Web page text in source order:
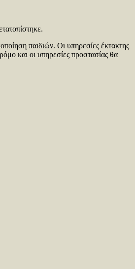
παιδιών. Οι υπηρεσίες έκτακτης
και οι υπηρεσίες προστασίας θα